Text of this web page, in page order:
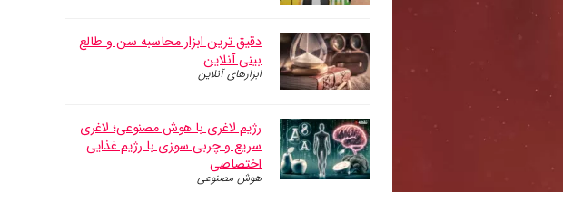
دقیق ترین ابزار محاسبه سن و طالع
بینی آنلاین
ابزارهای آنلاین
رژیم لاغری با هوش مصنوعی؛ لاغری
سریع و چربی سوزی با رژیم غذایی
اختصاصی
هوش مصنوعی